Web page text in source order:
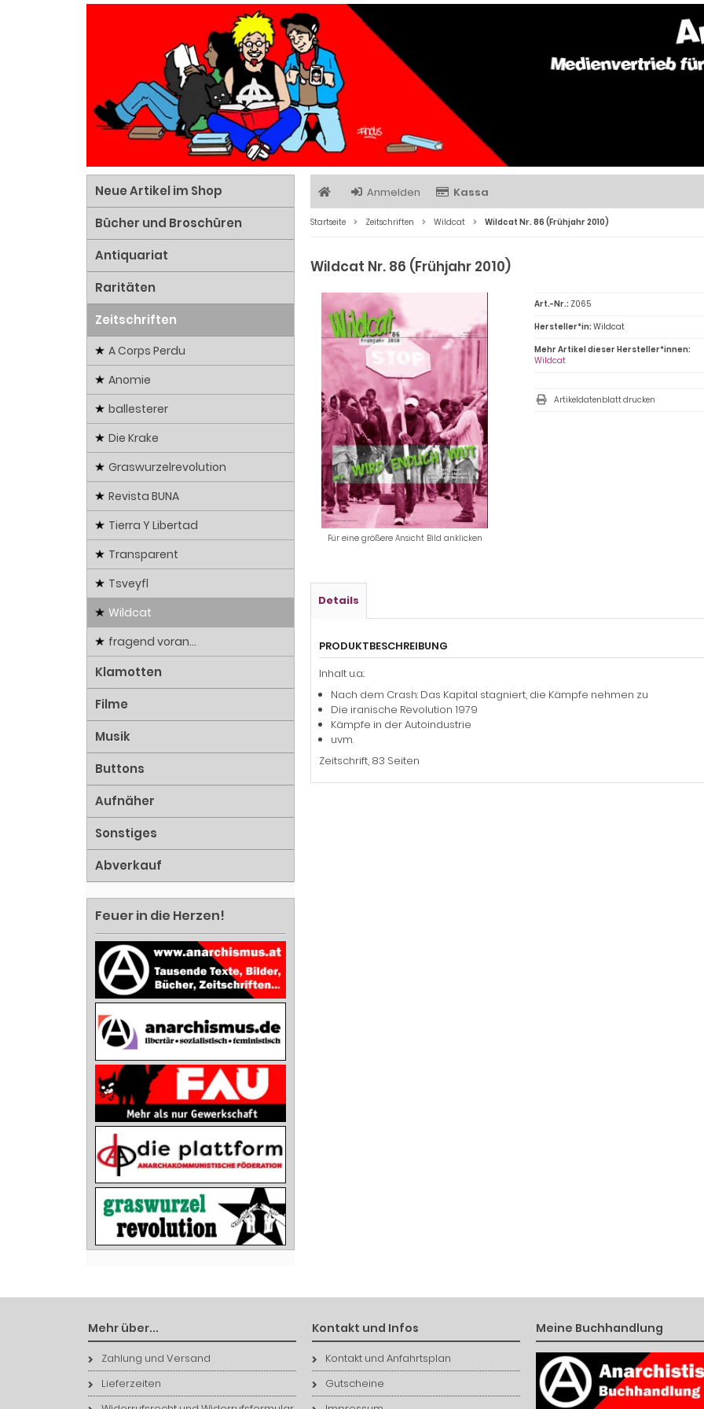
Anmelden Kassa
Startseite Zeitschriften Wildcat Wildcat Nr. 86 (Frühjahr 2010)
Wildcat Nr. 86 (Frühjahr 2010)
Für eine größere Ansicht Bild anklicken
Art.-Nr.: Z065
Hersteller*in:Wildcat
Mehr Artikel dieser Hersteller*innen:
Wildcat
Artikeldatenblatt drucken
Details
PRODUKTBESCHREIBUNG
Inhalt u.a.:
Nach dem Crash: Das Kapital stagniert, die Kämpfe nehmen zu
Die iranische Revolution 1979
Kämpfe in der Autoindustrie
uvm.
Zeitschrift, 83 Seiten
Neue Artikel im Shop
Bücher und Broschüren
Antiquariat
Raritäten
Zeitschriften
A Corps Perdu
Anomie
ballesterer
Die Krake
Graswurzelrevolution
Revista BUNA
Tierra Y Libertad
Transparent
Tsveyfl
Wildcat
fragend voran...
Klamotten
Filme
Musik
Buttons
Aufnäher
Sonstiges
Abverkauf
Feuer in die Herzen!
Mehr über...
Zahlung und Versand
Lieferzeiten
Kontakt und Infos
Kontakt und Anfahrtsplan
Gutscheine
Meine Buchhandlung